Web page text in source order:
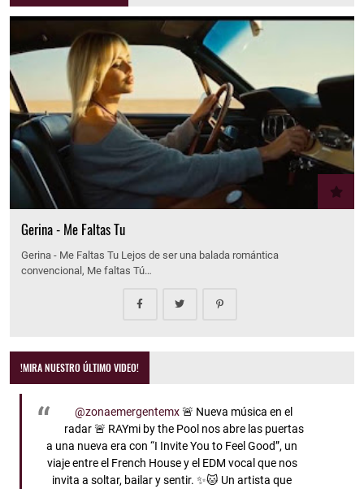
Gerina - Me Faltas Tu
Gerina - Me Faltas Tu Lejos de ser una balada romántica
convencional, Me faltas Tú…
!MIRA NUESTRO ÚLTIMO VIDEO!
@zonaemergentemx🚨 Nueva música en el
radar 🚨 RAYmi by the Pool nos abre las puertas
a una nueva era con “I Invite You to Feel Good”, un
viaje entre el French House y el EDM vocal que nos
invita a soltar, bailar y sentir. ✨🐱 Un artista que